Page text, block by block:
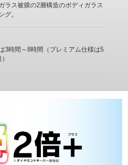
ラス被膜の2層構造のボディガラス
グ。
3時間～8時間（プレミアム仕様は5